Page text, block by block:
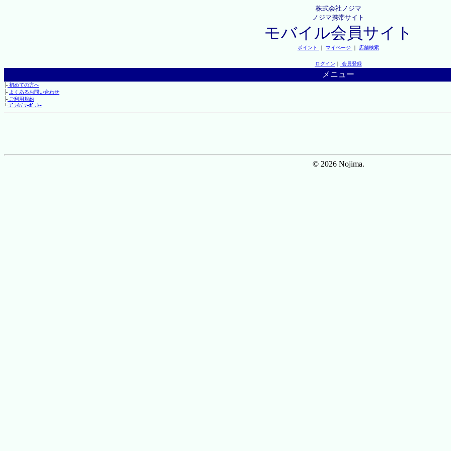
株式会社ノジマ
ノジマ携帯サイト
モバイル会員サイト
ポイント ｜ マイページ ｜ 店舗検索
ログイン ｜ 会員登録
メニュー
├初めての方へ
├ よくあるお問い合わせ
├ご利用規約
└ﾌﾟﾗｲﾊﾞｼｰﾎﾟﾘｼｰ
© 2026 Nojima.